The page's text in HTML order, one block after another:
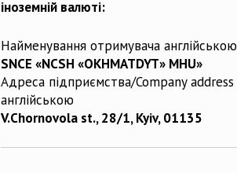
іноземній валюті:
Найменування отримувача англійською
SNCE «NCSH «OKHMATDYT» MHU»
Адреса підприємства/Company address
англійською
V.Chornovola st., 28/1, Kyiv, 01135